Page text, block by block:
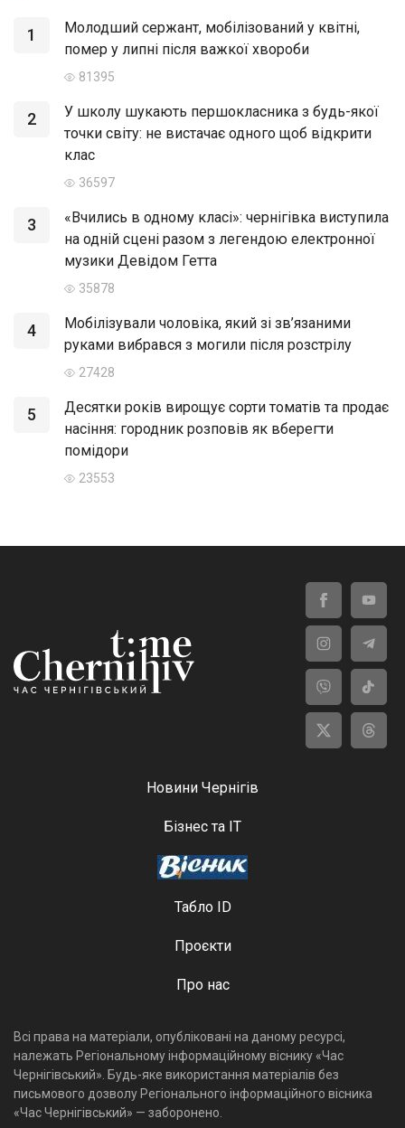
1
Молодший сержант, мобілізований у квітні,
помер у липні після важкої хвороби
81395
2
У школу шукають першокласника з будь-якої
точки світу: не вистачає одного щоб відкрити
клас
36597
3
«Вчились в одному класі»: чернігівка виступила
на одній сцені разом з легендою електронної
музики Девідом Гетта
35878
4
Мобілізували чоловіка, який зі зв’язаними
руками вибрався з могили після розстрілу
27428
5
Десятки років вирощує сорти томатів та продає
насіння: городник розповів як вберегти
помідори
23553
Новини Чернігів
Бізнес та ІТ
Табло ID
Проєкти
Про нас
Всі права на матеріали, опубліковані на даному ресурсі,
належать Регіональному інформаційному віснику «Час
Чернігівський». Будь-яке використання матеріалів без
письмового дозволу Регіонального інформаційного вісника
«Час Чернігівський» — заборонено.